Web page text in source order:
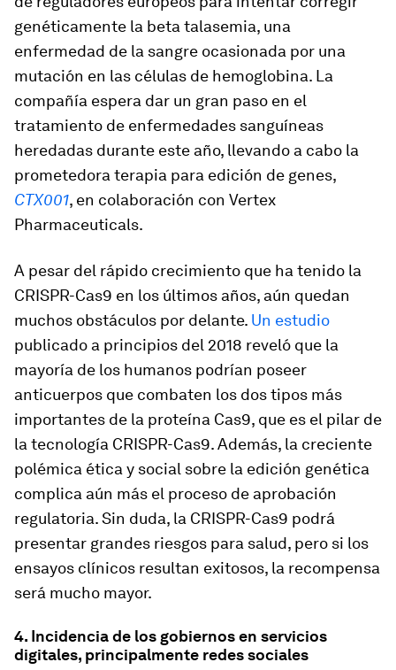
genéticamente la beta talasemia, una
enfermedad de la sangre ocasionada por una
mutación en las células de hemoglobina. La
compañía espera dar un gran paso en el
tratamiento de enfermedades sanguíneas
heredadas durante este año, llevando a cabo la
prometedora terapia para edición de genes,
CTX001, en colaboración con Vertex
Pharmaceuticals.
A pesar del rápido crecimiento que ha tenido la
CRISPR-Cas9 en los últimos años, aún quedan
muchos obstáculos por delante. Un estudio
publicado a principios del 2018 reveló que la
mayoría de los humanos podrían poseer
anticuerpos que combaten los dos tipos más
importantes de la proteína Cas9, que es el pilar de
la tecnología CRISPR-Cas9. Además, la creciente
polémica ética y social sobre la edición genética
complica aún más el proceso de aprobación
regulatoria. Sin duda, la CRISPR-Cas9 podrá
presentar grandes riesgos para salud, pero si los
ensayos clínicos resultan exitosos, la recompensa
será mucho mayor.
4. Incidencia de los gobiernos en servicios
digitales, principalmente redes sociales